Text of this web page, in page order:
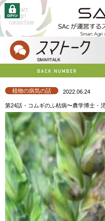
植物の病気の話 2022.06.24
第24話・コムギのふ枯病〜農学博士・